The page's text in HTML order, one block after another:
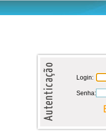
Login:
Senha: